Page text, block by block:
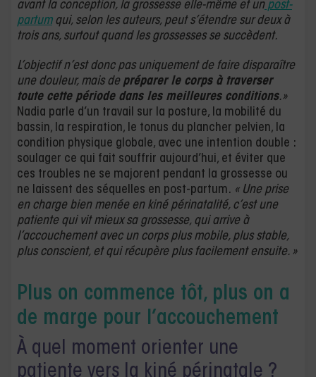
avant la conception, la grossesse elle-même et unpost-
partum qui, selon les auteurs, peut s’étendre sur deux à
trois ans, surtout quand les grossesses se succèdent.
L’objectif n’est donc pas uniquement de faire disparaître
une douleur, mais de préparer le corps à traverser
toute cette période dans les meilleures conditions.»
Nadia parle d’un travail sur la posture, la mobilité du
bassin, la respiration, le tonus du plancher pelvien, la
condition physique globale, avec une intention double :
soulager ce qui fait souffrir aujourd’hui, et éviter que
ces troubles ne se majorent pendant la grossesse ou
ne laissent des séquelles en post-partum. « Une prise
en charge bien menée en kiné périnatalité, c’est une
patiente qui vit mieux sa grossesse, qui arrive à
l’accouchement avec un corps plus mobile, plus stable,
plus conscient, et qui récupère plus facilement ensuite. »
Plus on commence tôt, plus on a
de marge pour l’accouchement
À quel moment orienter une
patiente vers la kiné périnatale ?